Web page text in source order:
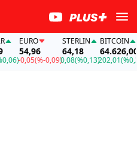
EURO
54,96
-0,05(%-0,09)
STERLIN
64,18
0,08(%0,13)
BITCOIN
64.626,00
202,01(%0,31)